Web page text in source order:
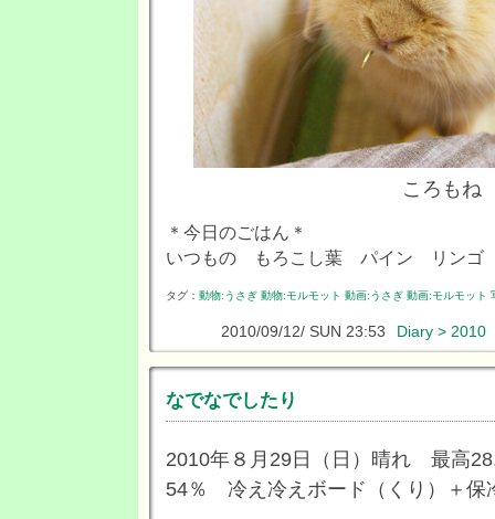
ころもね
＊今日のごはん＊
いつもの もろこし葉 パイン リンゴ
タグ： 動物:うさぎ 動物:モルモット 動画:うさぎ 動画:モルモット
2010/09/12/ SUN 23:53 Diary > 2010
なでなでしたり
2010年８月29日（日）晴れ 最
54％ 冷え冷えボード（くり）＋保